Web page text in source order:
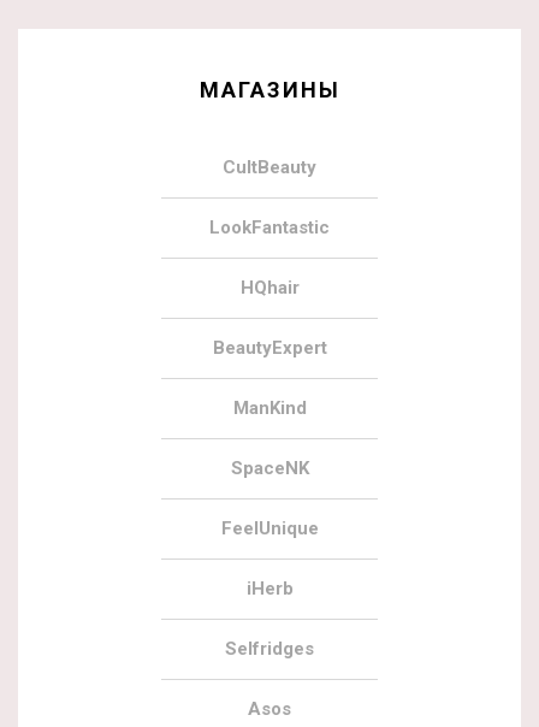
МАГАЗИНЫ
CultBeauty
LookFantastic
HQhair
BeautyExpert
ManKind
SpaceNK
FeelUnique
iHerb
Selfridges
Asos